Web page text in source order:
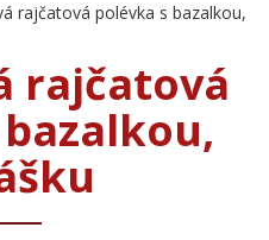
rajčatová polévka s bazalkou,
rajčatová